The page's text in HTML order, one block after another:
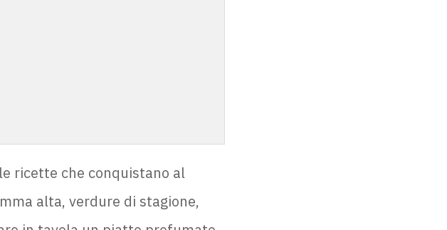
ricette che conquistano al
alta, verdure di stagione,